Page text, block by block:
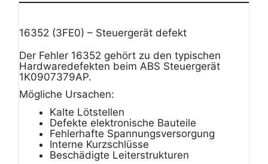
16352 (3FE0) – Steuergerät defekt
Der Fehler 16352 gehört zu den typischen
Hardwaredefekten beim ABS Steuergerät
1K0907379AP.
Mögliche Ursachen:
Kalte Lötstellen
Defekte elektronische Bauteile
Fehlerhafte Spannungsversorgung
Interne Kurzschlüsse
Beschädigte Leiterstrukturen